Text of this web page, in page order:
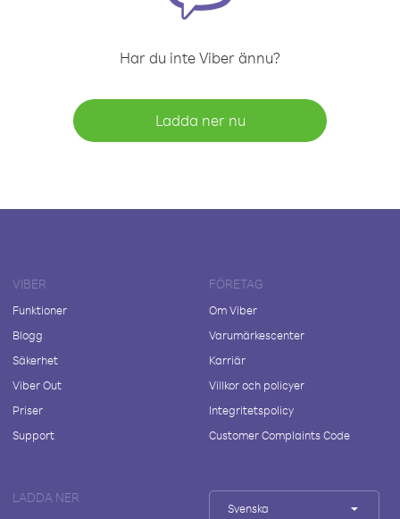
Har du inte Viber ännu?
Ladda ner nu
VIBER
Funktioner
Blogg
Säkerhet
Viber Out
Priser
Support
FÖRETAG
Om Viber
Varumärkescenter
Karriär
Villkor och policyer
Integritetspolicy
Customer Complaints Code
LADDA NER
Svenska